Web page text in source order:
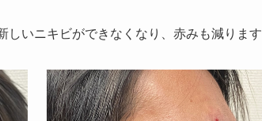
いニキビができなくなり、赤みも減ります